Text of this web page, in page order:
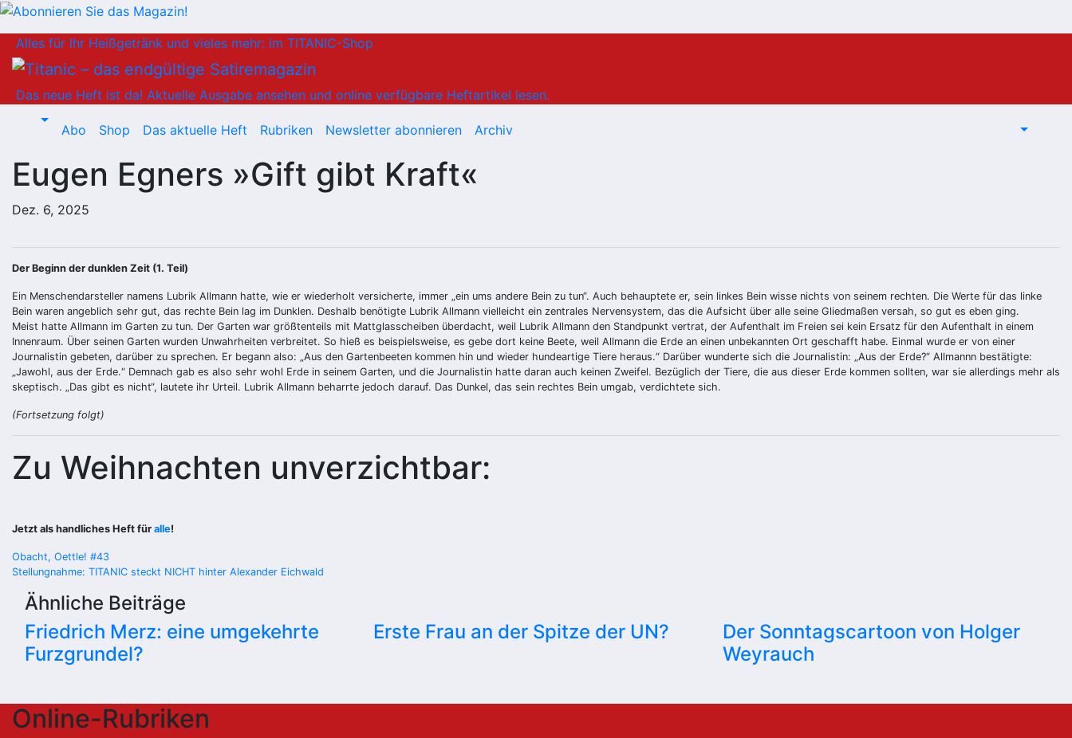
Inhalt
springen
Alles für Ihr Heißgetränk und vieles mehr: im TITANIC-Shop
Das neue Heft ist da! Aktuelle Ausgabe ansehen und online verfügbare Heftartikel lesen.
Abo Shop Das aktuelle Heft Rubriken Newsletter abonnieren Archiv
Eugen Egners »Gift gibt Kraft«
Dez. 6, 2025
Der Beginn der dunklen Zeit (1. Teil)
Ein Menschendarsteller namens Lubrik Allmann hatte, wie er wiederholt versicherte, immer „ein ums andere Bein zu tun“. Auch behauptete er, sein linkes Bein wisse nichts von seinem rechten. Die Werte für das linke
Bein waren angeblich sehr gut, das rechte Bein lag im Dunklen. Deshalb benötigte Lubrik Allmann vielleicht ein zentrales Nervensystem, das die Aufsicht über alle seine Gliedmaßen versah, so gut es eben ging.
Meist hatte Allmann im Garten zu tun. Der Garten war größtenteils mit Mattglasscheiben überdacht, weil Lubrik Allmann den Standpunkt vertrat, der Aufenthalt im Freien sei kein Ersatz für den Aufenthalt in einem
Innenraum. Über seinen Garten wurden Unwahrheiten verbreitet. So hieß es beispielsweise, es gebe dort keine Beete, weil Allmann die Erde an einen unbekannten Ort geschafft habe. Einmal wurde er von einer
Journalistin gebeten, darüber zu sprechen. Er begann also: „Aus den Gartenbeeten kommen hin und wieder hundeartige Tiere heraus.“ Darüber wunderte sich die Journalistin: „Aus der Erde?“ Allmannn bestätigte:
„Jawohl, aus der Erde.“ Demnach gab es also sehr wohl Erde in seinem Garten, und die Journalistin hatte daran auch keinen Zweifel. Bezüglich der Tiere, die aus dieser Erde kommen sollten, war sie allerdings mehr als
skeptisch. „Das gibt es nicht“, lautete ihr Urteil. Lubrik Allmann beharrte jedoch darauf. Das Dunkel, das sein rechtes Bein umgab, verdichtete sich.
(Fortsetzung folgt)
Zu Weihnachten unverzichtbar:
Jetzt als handliches Heft für alle!
Beitragsnavigation
Obacht, Oettle! #43
Stellungnahme: TITANIC steckt NICHT hinter Alexander Eichwald
Ähnliche Beiträge
Friedrich Merz: eine umgekehrte
Furzgrundel?
Erste Frau an der Spitze der UN?
Der Sonntagscartoon von Holger
Weyrauch
Online-Rubriken